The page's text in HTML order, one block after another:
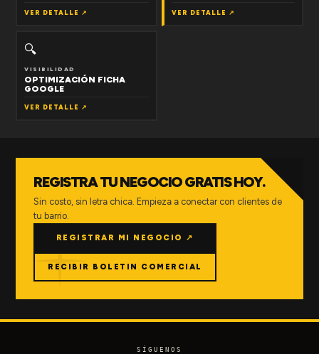
VER DETALLE ↗ VER DETALLE ↗
🔍
VISIBILIDAD
OPTIMIZACIÓN FICHA
GOOGLE
VER DETALLE ↗
REGISTRA TU NEGOCIO GRATIS HOY.
Sin costo, sin letra chica. Empieza a conectar con clientes de
tu barrio.
REGISTRAR MI NEGOCIO ↗
RECIBIR BOLETIN COMERCIAL
SÍGUENOS